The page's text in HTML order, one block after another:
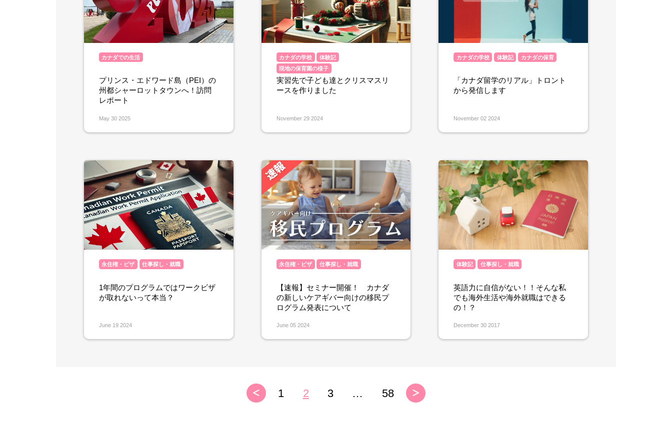
カナダでの生活
プリンス・エドワード島（PEI）の
州都シャーロットタウンへ！訪問
レポート
May 30 2025
カナダの学校
体験記
現地の保育園の様子
実習先で子ども達とクリスマスリ
ースを作りました
November 29 2024
カナダの学校 体験記 カナダの保育
「カナダ留学のリアル」トロント
から発信します
November 02 2024
永住権・ビザ 仕事探し・就職
1年間のプログラムではワークビザ
が取れないって本当？
June 19 2024
永住権・ビザ 仕事探し・就職
【速報】セミナー開催！ カナダ
の新しいケアギバー向けの移民プ
ログラム発表について
June 05 2024
体験記 仕事探し・就職
英語力に自信がない！！そんな私
でも海外生活や海外就職はできる
の！？
December 30 2017
1 2 3 … 58